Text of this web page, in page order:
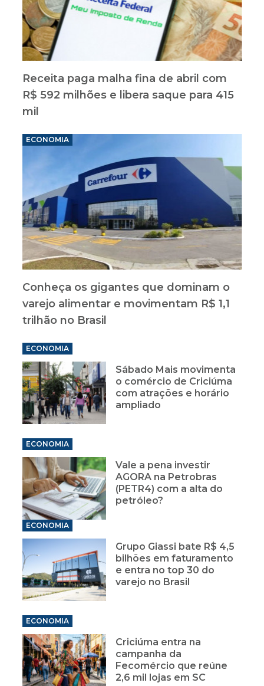
Receita paga malha fina de abril com
R$ 592 milhões e libera saque para 415
mil
ECONOMIA
Conheça os gigantes que dominam o
varejo alimentar e movimentam R$ 1,1
trilhão no Brasil
ECONOMIA
Sábado Mais movimenta
o comércio de Criciúma
com atrações e horário
ampliado
ECONOMIA
Vale a pena investir
AGORA na Petrobras
(PETR4) com a alta do
petróleo?
ECONOMIA
Grupo Giassi bate R$ 4,5
bilhões em faturamento
e entra no top 30 do
varejo no Brasil
ECONOMIA
Criciúma entra na
campanha da
Fecomércio que reúne
2,6 mil lojas em SC